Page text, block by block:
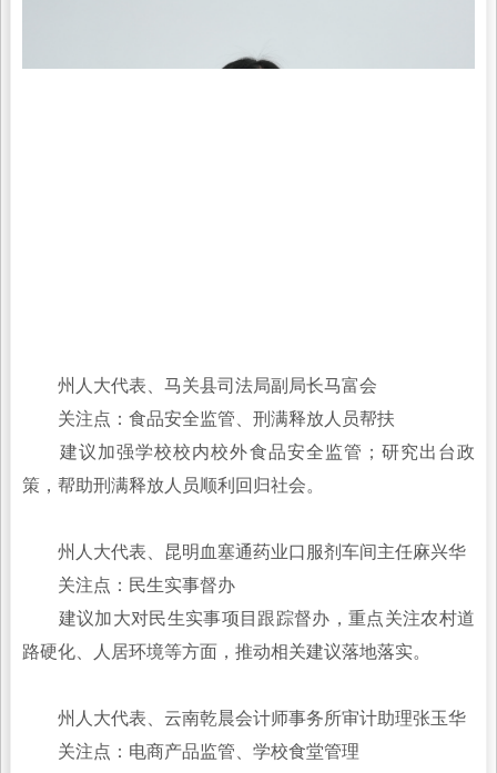
州人大代表、马关县司法局副局长马富会
关注点：食品安全监管、刑满释放人员帮扶
建议加强学校校内校外食品安全监管；研究出台政
策，帮助刑满释放人员顺利回归社会。
州人大代表、昆明血塞通药业口服剂车间主任麻兴华
关注点：民生实事督办
建议加大对民生实事项目跟踪督办，重点关注农村道
路硬化、人居环境等方面，推动相关建议落地落实。
州人大代表、云南乾晨会计师事务所审计助理张玉华
关注点：电商产品监管、学校食堂管理